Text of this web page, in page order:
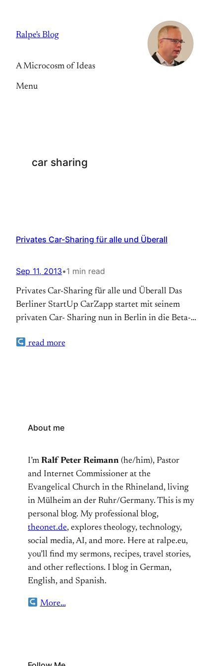
content
Ralpe's Blog
A Microcosm of Ideas
Menu
car sharing
Privates Car-Sharing für alle und Überall
Sep 11, 2013•1 min read
Privates Car-Sharing für alle und Überall Das
Berliner StartUp CarZapp startet mit seinem
privaten Car- Sharing nun in Berlin in die Beta-
in der Zeit, in der sie es selber nicht benötigen an
read more
About me
I’m Ralf Peter Reimann (he/him), Pastor
and Internet Commissioner at the
Evangelical Church in the Rhineland, living
in Mülheim an der Ruhr/Germany. This is my
personal blog. My professional blog,
theonet.de, explores theology, technology,
social media, AI, and more. Here at ralpe.eu,
you’ll find my sermons, recipes, travel stories,
and other reflections. I blog in German,
English, and Spanish.
More…